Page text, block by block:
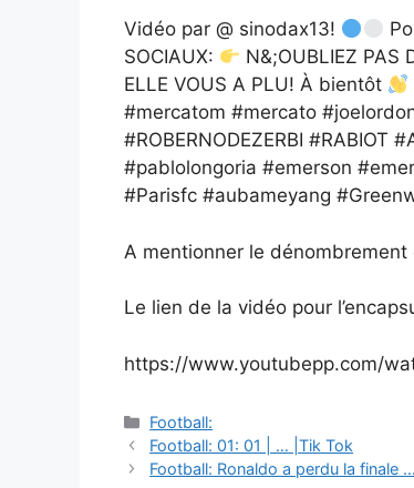
Vidéo par @ sinodax13!
SOCIAUX:
N&;OUBLIEZ PAS
ELLE VOUS A PLU! À bientôt
#mercatom #mercato
#ROBERNODEZERBI #RABIOT
#pablolongoria #emerson
#Parisfc #aubameyang
A mentionner le
Le lien de la vidéo pour
https://www.youtubepp.com/
Catégories
Football:
Navigation
des
Football: 01: 01 | … |Tik Tok
Football: Ronaldo a perdu la finale